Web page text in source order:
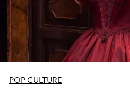
POP CULTURE